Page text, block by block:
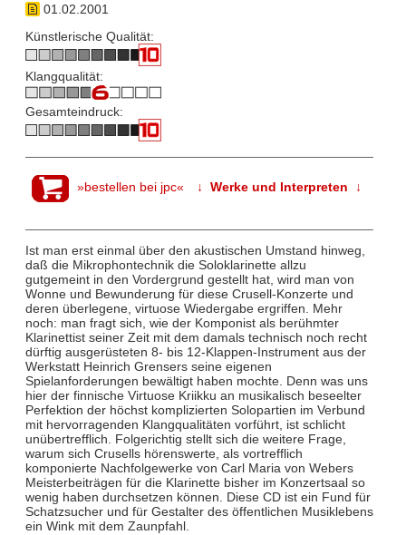
01.02.2001
Künstlerische Qualität:
Klangqualität:
Gesamteindruck:
»bestellen bei jpc« ↓ Werke und Interpreten ↓
Ist man erst einmal über den akustischen Umstand hinweg,
daß die Mikrophontechnik die Soloklarinette allzu
gutgemeint in den Vordergrund gestellt hat, wird man von
Wonne und Bewunderung für diese Crusell-Konzerte und
deren überlegene, virtuose Wiedergabe ergriffen. Mehr
noch: man fragt sich, wie der Komponist als berühmter
Klarinettist seiner Zeit mit dem damals technisch noch recht
dürftig ausgerüsteten 8- bis 12-Klappen-Instrument aus der
Werkstatt Heinrich Grensers seine eigenen
Spielanforderungen bewältigt haben mochte. Denn was uns
hier der finnische Virtuose Kriikku an musikalisch beseelter
Perfektion der höchst komplizierten Solopartien im Verbund
mit hervorragenden Klangqualitäten vorführt, ist schlicht
unübertrefflich. Folgerichtig stellt sich die weitere Frage,
warum sich Crusells hörenswerte, als vortrefflich
komponierte Nachfolgewerke von Carl Maria von Webers
Meisterbeiträgen für die Klarinette bisher im Konzertsaal so
wenig haben durchsetzen können. Diese CD ist ein Fund für
Schatzsucher und für Gestalter des öffentlichen Musiklebens
ein Wink mit dem Zaunpfahl.